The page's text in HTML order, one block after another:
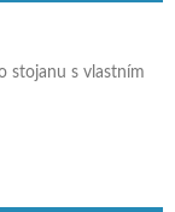
stojanu s vlastním